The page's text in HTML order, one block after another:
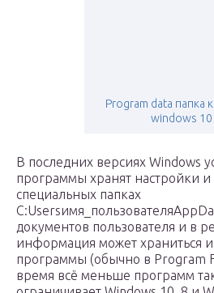
Program data папка
windows 10
В последних версиях Windows
программы хранят настройки
специальных папках
документов пользователя и в
информация может храниться
программы (обычно в Program
время всё меньше программ